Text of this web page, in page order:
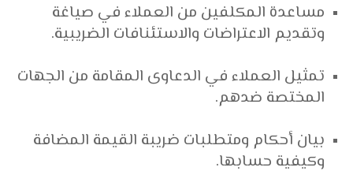
مساعدة المكلفين من العملاء في صياغة
وتقديم الاعتراضات والاستئنافات الضريبية.
تمثيل العملاء في الدعاوى المقامة من الجهات
المختصة ضدهم.
بيان أحكام ومتطلبات ضريبة القيمة المضافة
وكيفية حسابها.